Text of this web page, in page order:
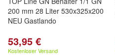
200 mm 28 Liter 530x325x200
NEU Gastlando
53,95 €
Kostenloser Versand